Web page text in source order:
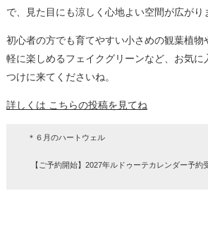
で、見た目にも涼しく心地よい空間が広がり
初心者の方でも育てやすい小さめの観葉植物
軽に楽しめるフェイクグリーンなど、お気に
つけに来てくださいね。
詳しくは こちらの投稿を見てね
＊６月のハートウェル
【ご予約開始】2027年ルドゥーテカレンダー予約